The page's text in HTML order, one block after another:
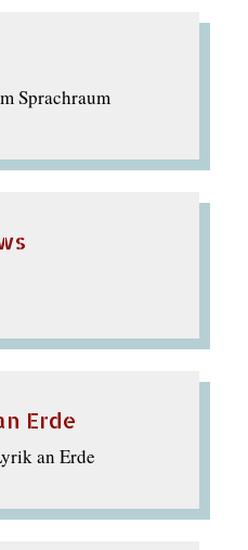
Sprachraum
Erde